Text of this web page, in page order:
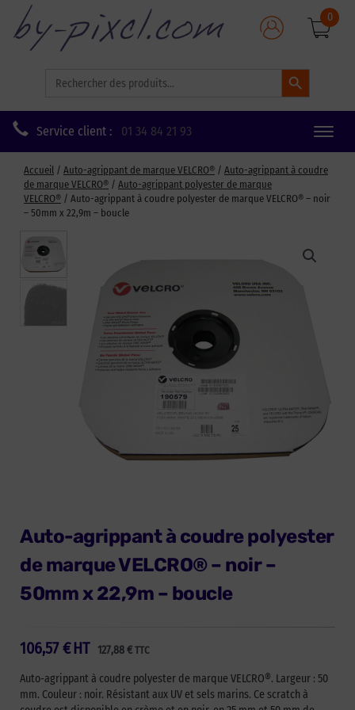
for:
Search Button
0
Service client : 01 34 84 21 93
Toggle
Accueil / Auto-agrippant de marque VELCRO® / Auto-agrippant à coudre
de marque VELCRO® / Auto-agrippant polyester de marque
VELCRO® / Auto-agrippant à coudre polyester de marque VELCRO® – noir
– 50mm x 22,9m – boucle
Auto-agrippant à coudre polyester
de marque VELCRO® – noir –
50mm x 22,9m – boucle
106,57€ 127,88€ TTC
HT
Auto-agrippant à coudre polyester de marque VELCRO®. Largeur : 50
mm. Couleur : noir. Résistant aux UV et sels marins. Ce scratch à